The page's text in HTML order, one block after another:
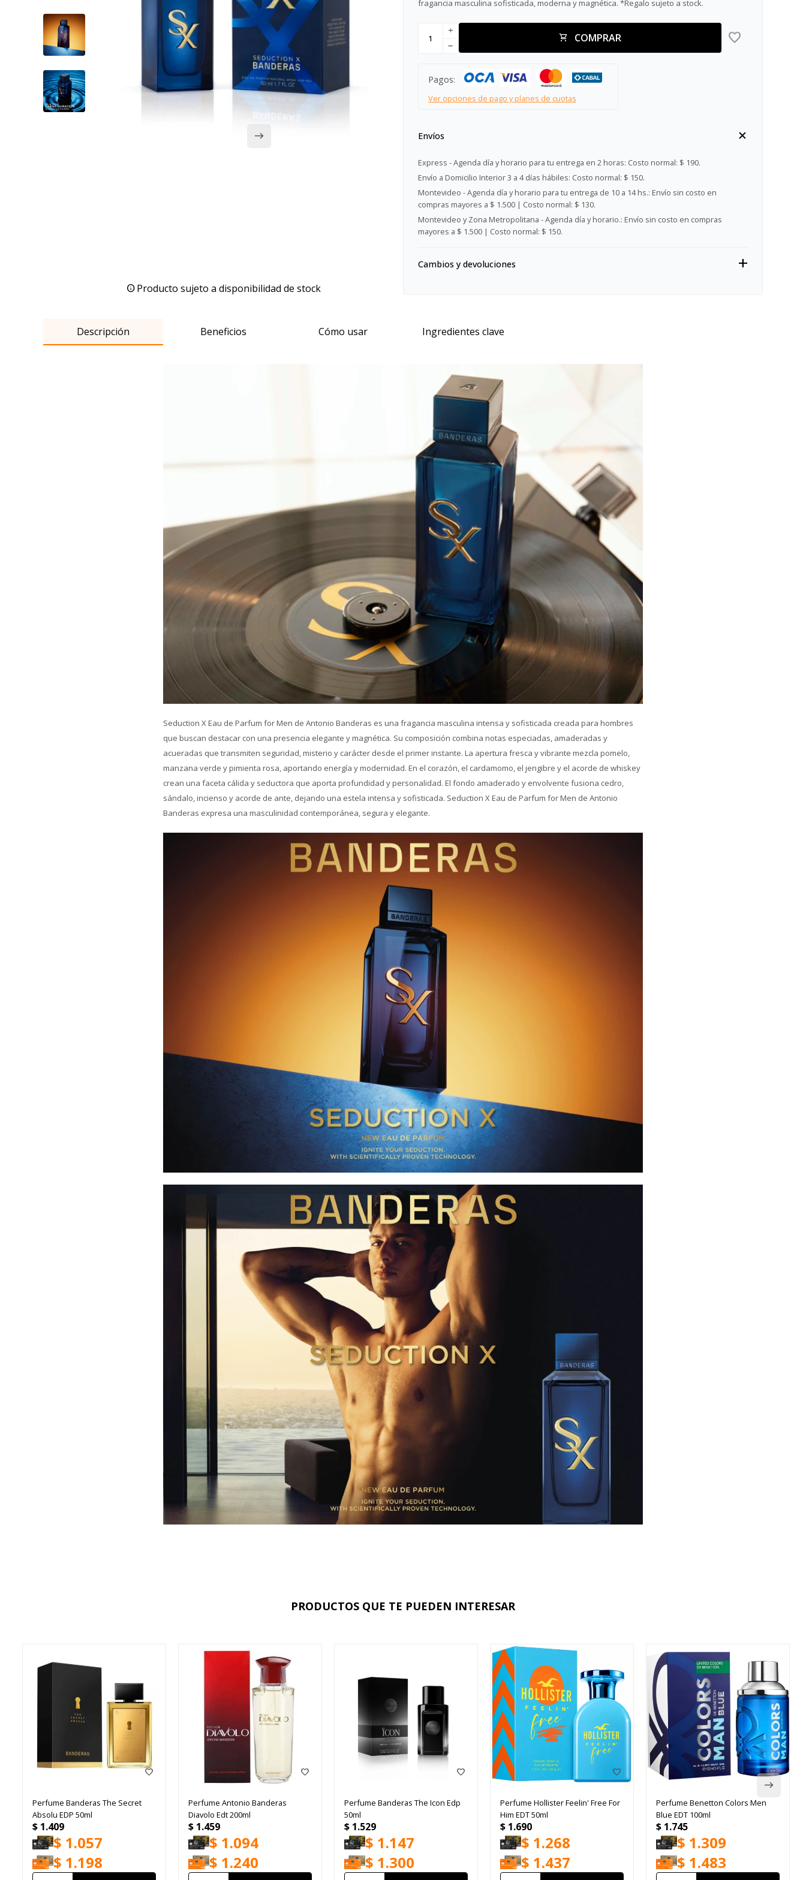
Producto sujeto a disponibilidad de stock
fragancia masculina sofisticada, moderna y magnética. *Regalo sujeto a stock.
COMPRAR
add
remove
Pagos:
Ver opciones de pago y planes de cuotas
Envíos
Express - Agenda día y horario para tu entrega en 2 horas: Costo normal: $ 190.
Envío a Domicilio Interior 3 a 4 días hábiles: Costo normal: $ 150.
Montevideo - Agenda día y horario para tu entrega de 10 a 14 hs.: Envío sin costo en
compras mayores a $ 1.500 | Costo normal: $ 130.
Montevideo y Zona Metropolitana - Agenda día y horario.: Envío sin costo en compras
mayores a $ 1.500 | Costo normal: $ 150.
Cambios y devoluciones
Descripción Beneficios Cómo usar Ingredientes clave
Seduction X Eau de Parfum for Men de Antonio Banderas es una fragancia masculina intensa y sofisticada creada para hombres
que buscan destacar con una presencia elegante y magnética. Su composición combina notas especiadas, amaderadas y
acueradas que transmiten seguridad, misterio y carácter desde el primer instante. La apertura fresca y vibrante mezcla pomelo,
manzana verde y pimienta rosa, aportando energía y modernidad. En el corazón, el cardamomo, el jengibre y el acorde de whiskey
crean una faceta cálida y seductora que aporta profundidad y personalidad. El fondo amaderado y envolvente fusiona cedro,
sándalo, incienso y acorde de ante, dejando una estela intensa y sofisticada. Seduction X Eau de Parfum for Men de Antonio
Banderas expresa una masculinidad contemporánea, segura y elegante.
PRODUCTOS QUE TE PUEDEN INTERESAR
Perfume Banderas The Secret
Absolu EDP 50ml
$ 1.409
$ 1.057
$ 1.198
Perfume Antonio Banderas
Diavolo Edt 200ml
$ 1.459
$ 1.094
$ 1.240
Perfume Banderas The Icon Edp
50ml
$ 1.529
$ 1.147
$ 1.300
Perfume Hollister Feelin' Free For
Him EDT 50ml
$ 1.690
$ 1.268
$ 1.437
Perfume Benetton Colors Men
Blue EDT 100ml
$ 1.745
$ 1.309
$ 1.483